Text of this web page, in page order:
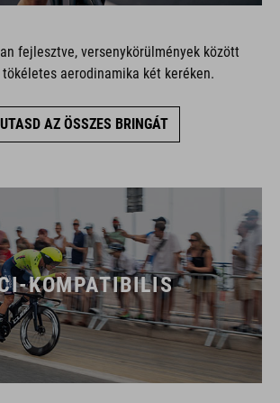
fejlesztve, versenykörülmények között
aerodinamika két keréken.
AZ ÖSSZES BRINGÁT
KOMPATIBILIS